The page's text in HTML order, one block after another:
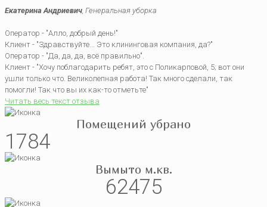
Екатерина Андриевич, Генеральная уборка
Оператор - "Алло, добрый день!"
Клиент - "Здравствуйте... Это клининговая компания, да?"
Оператор - "Да, да, да, всё правильно".
Клиент - "Хочу поблагодарить ребят, это с Поликарповой, 5; вот они
ушли только что. Великолепная работа! Так много сделали, так
помогли! Так что вы их как-то отметьте"
Читать весь текст отзыва
Помещений убрано
1784
Вымыто м.кв.
62475